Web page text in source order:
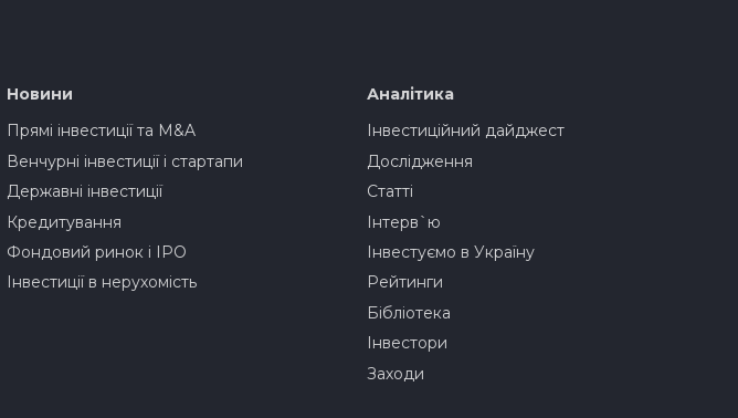
Новини
Прямі інвестиції та M&A
Венчурні інвестиції і стартапи
Державні інвестиції
Кредитування
Фондовий ринок і IPO
Інвестиції в нерухомість
Аналітика
Інвестиційний дайджест
Дослідження
Статті
Інтерв`ю
Інвестуємо в Україну
Рейтинги
Бібліотека
Інвестори
Заходи